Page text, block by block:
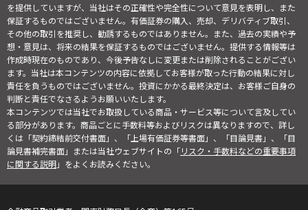
を提供していますが、当社はその正確性や完全性について意見を表明し、また
保証するものではございません。有価証券の購入、売却、デリバティブ取引、
その他の取引を推奨し、勧誘するものではありません。また、過去の実績や予
想・意見は、将来の結果を保証するものではございません。提供する情報等は
作成時現在のものであり、今後予告なしに変更または削除されることがござい
ます。当社は本コンテンツの内容に依拠してお客様が取った行動の結果に対し
責任を負うものではございません。投資にかかる最終決定は、お客様ご自身の
判断と責任でなさるようお願いいたします。
本コンテンツでは当社でお取扱している商品・サービス等について言及してい
る部分があります。商品ごとに手数料等およびリスクは異なりますので、詳し
くは「契約締結前交付書面」、「上場有価証券等書面」、「目論見書」、「目
論見書補完書面」または当社ウェブサイトの「リスク・手数料などの重要事項
に関する説明」をよくお読みください。